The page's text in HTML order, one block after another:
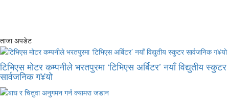
ताजा अपडेट
टिभिएस मोटर कम्पनीले भरतपुरमा ‘टिभिएस अर्बिटर’ नयाँ विद्युतीय स्कुटर
सार्वजनिक ग¥यो